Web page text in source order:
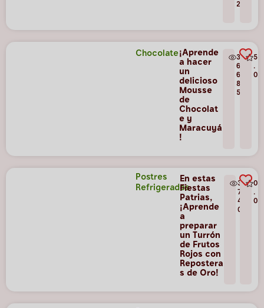
2
Chocolate ¡Aprende
a hacer
un
delicioso
Mousse
de
Chocolat
e y
Maracuyá
!
3
6
6
8
5
5
.
0
Postres
Refrigerados
En estas
Fiestas
Patrias,
¡Aprende
a
preparar
un Turrón
de Frutos
Rojos con
Repostera
s de Oro!
3
7
4
0
0
.
0